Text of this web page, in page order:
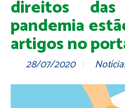
direitos
pandemia
artigos no
28/07/2020